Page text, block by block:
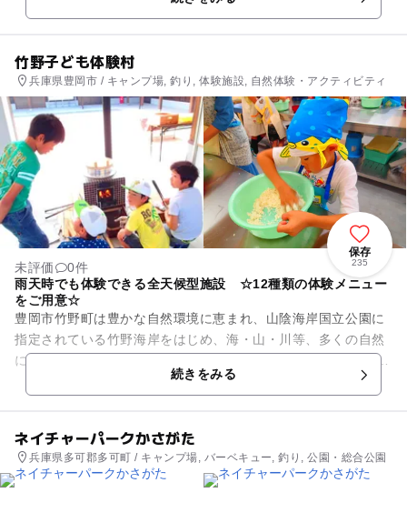
ア体験ができます。施設内でバ...
竹野子ども体験村
兵庫県豊岡市 / キャンプ場, 釣り, 体験施設, 自然体験・アクティビティ
保存
235
未評価
0件
雨天時でも体験できる全天候型施設 ☆12種類の体験メニュー
をご用意☆
豊岡市竹野町は豊かな自然環境に恵まれ、山陰海岸国立公園に
指定されている竹野海岸をはじめ、海・山・川等、多くの自然
に囲まれた地域です。 各四季には素晴らしい景観が目の前には
続きをみる
ネイチャーパークかさがた
兵庫県多可郡多可町 / キャンプ場, バーベキュー, 釣り, 公園・総合公園